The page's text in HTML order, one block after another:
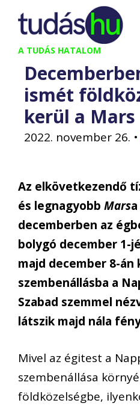
Kilépés
tartalomba
A TUDÁS HATALOM
ismét
kerül a Mars
2022. november 26. •
Az elkövetkezendő
és legnagyobb Mars
decemberben az
bolygó december 1-
majd december 8-án
szembenállásba a
Szabad szemmel
látszik majd nála
Mivel az égitest a
szembenállása
földközelségbe,